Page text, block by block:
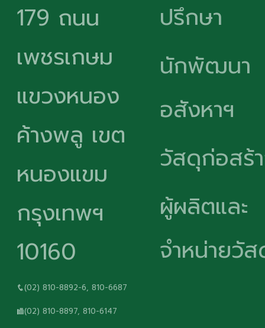
179 ถนน
เพชรเกษม
แขวงหนอง
ค้างพลู เขต
หนองแขม
กรุงเทพฯ
10160
(02) 810-8892-6, 810-6687
(02) 810-8897, 810-6147
ปรึกษา
นักพัฒนา
อสังหาฯ
วัสดุก่อสร้
ผู้ผลิตและ
จำหน่ายวั